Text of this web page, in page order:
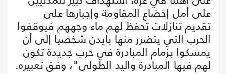
على أمل إخضاع المقاومة وإجبارها على
تقديم تنازلات تحفظ لهم ماء وجههم فيوقفوا
الحرب التي يتضرر منها بايدن شخصياً إلى أن
يمسكوا بزمام المبادرة في حرب جديدة تكون
لهم فيها المبادرة واليد الطولى"، وفق تعبيره.